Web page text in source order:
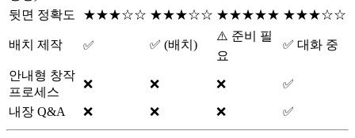
뒷면 정확도 ★★★☆☆ ★★★☆☆ ★★★★★ ★★★☆☆
배치 제작 ✅ ✅ (배치)
⚠️ 준비 필
요
✅ 대화 중
안내형 창작
프로세스
❌ ❌ ❌ ✅
내장 Q&A ❌ ❌ ❌ ✅